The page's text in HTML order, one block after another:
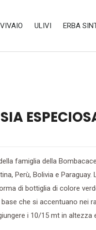
ULIVI ERBA
famiglia della
Perù, Bolivia e Paraguay.
di bottiglia di colore
che si accentuano nei
i 10/15 mt in altezza